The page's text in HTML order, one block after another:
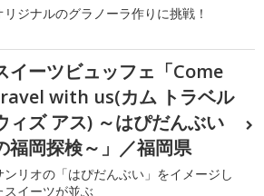
リジナルのグラノーラ作りに挑戦！
イーツビュッフェ「Come
with us(カム トラベル
ィズ アス) ～はぴだんぶい
福岡探検～」／福岡県
ンリオの「はぴだんぶい」をイメージし
スイーツが並ぶ